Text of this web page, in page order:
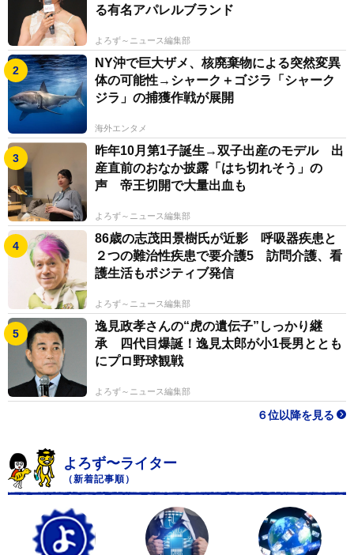
る有名アパレルブランド
よろず～ニュース編集部
NY沖で巨大ザメ、核廃棄物による突然変異
体の可能性→シャーク＋ゴジラ「シャーク
ジラ」の捕獲作戦が展開
海外エンタメ
昨年10月第1子誕生→双子出産のモデル 出
産直前のおなか披露「はち切れそう」の
声 帝王切開で大量出血も
よろず～ニュース編集部
86歳の志茂田景樹氏が近影 呼吸器疾患と
２つの難治性疾患で要介護5 訪問介護、看
護生活もポジティブ発信
よろず～ニュース編集部
逸見政孝さんの“虎の遺伝子”しっかり継
承 四代目爆誕！逸見太郎が小1長男ととも
にプロ野球観戦
よろず～ニュース編集部
６位以降を見る
よろず〜ライター
（新着記事順）